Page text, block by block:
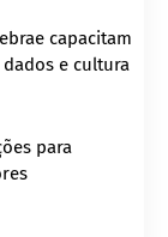
capacitam
e cultura
para